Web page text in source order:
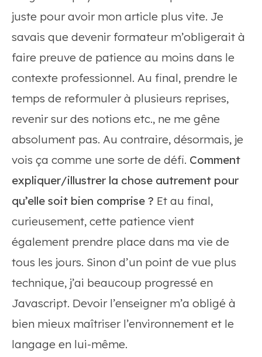
juste pour avoir mon article plus vite. Je
savais que devenir formateur m’obligerait à
faire preuve de patience au moins dans le
contexte professionnel. Au final, prendre le
temps de reformuler à plusieurs reprises,
revenir sur des notions etc., ne me gêne
absolument pas. Au contraire, désormais, je
vois ça comme une sorte de défi. Comment
expliquer/illustrer la chose autrement pour
qu’elle soit bien comprise ? Et au final,
curieusement, cette patience vient
également prendre place dans ma vie de
tous les jours. Sinon d’un point de vue plus
technique, j’ai beaucoup progressé en
Javascript. Devoir l’enseigner m’a obligé à
bien mieux maîtriser l’environnement et le
langage en lui-même.